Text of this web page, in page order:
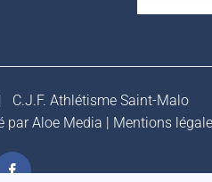
C.J.F. Athlétisme Saint-Malo
parAloe Media Mentions
Facebook